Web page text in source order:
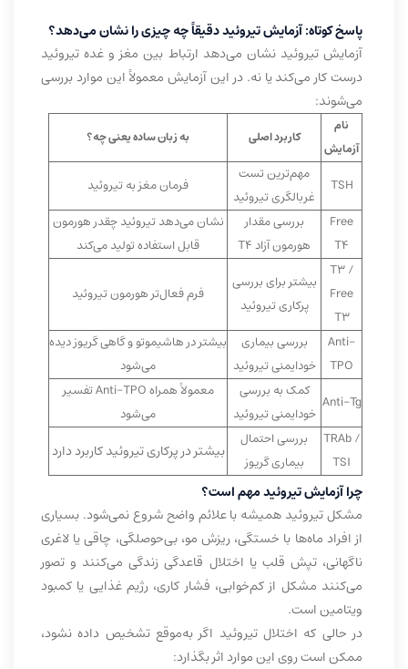
پاسخ کوتاه: آزمایش تیروئید دقیقاً چه چیزی را نشان می‌دهد؟
آزمایش تیروئید نشان می‌دهد ارتباط بین مغز و غده تیروئید
درست کار می‌کند یا نه. در این آزمایش معمولاً این موارد بررسی
می‌شوند:
نام
آزمایش
کاربرد اصلی به زبان ساده یعنی چه؟
TSH
مهم‌ترین تست
غربالگری تیروئید
فرمان مغز به تیروئید
Free
T4
بررسی مقدار
هورمون آزاد T4
نشان می‌دهد تیروئید چقدر هورمون
قابل استفاده تولید می‌کند
T3 /
Free
T3
بیشتر برای بررسی
پرکاری تیروئید
فرم فعال‌تر هورمون تیروئید
Anti-
TPO
بررسی بیماری
خودایمنی تیروئید
بیشتر در هاشیموتو و گاهی گریوز دیده
می‌شود
Anti-Tg
کمک به بررسی
خودایمنی تیروئید
معمولاً همراه Anti-TPO تفسیر
می‌شود
TRAb /
TSI
بررسی احتمال
بیماری گریوز
بیشتر در پرکاری تیروئید کاربرد دارد
چرا آزمایش تیروئید مهم است؟
مشکل تیروئید همیشه با علائم واضح شروع نمی‌شود. بسیاری
از افراد ماه‌ها با خستگی، ریزش مو، بی‌حوصلگی، چاقی یا لاغری
ناگهانی، تپش قلب یا اختلال قاعدگی زندگی می‌کنند و تصور
می‌کنند مشکل از کم‌خوابی، فشار کاری، رژیم غذایی یا کمبود
ویتامین است.
در حالی که اختلال تیروئید اگر به‌موقع تشخیص داده نشود،
ممکن است روی این موارد اثر بگذارد: